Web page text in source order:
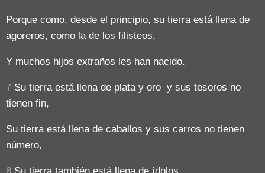
Porque como, desde el principio, su tierra está llena de
agoreros, como la de los filisteos,
Y muchos hijos extraños les han nacido.
7 Su tierra está llena de plata y oro y sus tesoros no
tienen fin,
Su tierra está llena de caballos y sus carros no tienen
número,